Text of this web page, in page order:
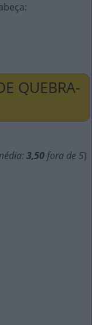
:
QUEBRA-
3,50 fora de 5)